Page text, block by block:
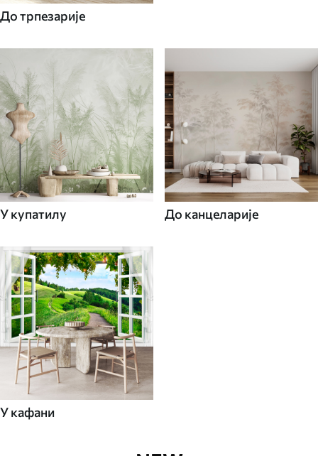
До трпезарије
У купатилу До канцеларије
У кафани